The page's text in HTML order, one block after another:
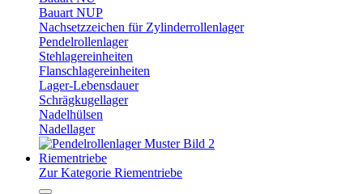
Bauart NUP
Nachsetzzeichen für Zylinderrollenlager
Pendelrollenlager
Stehlagereinheiten
Flanschlagereinheiten
Lager-Lebensdauer
Schrägkugellager
Nadelhülsen
Nadellager
Riementriebe
Zur Kategorie Riementriebe